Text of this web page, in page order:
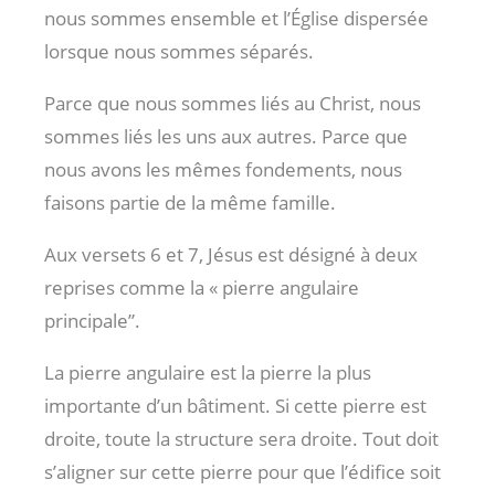
nous sommes ensemble et l’Église dispersée
lorsque nous sommes séparés.
Parce que nous sommes liés au Christ, nous
sommes liés les uns aux autres. Parce que
nous avons les mêmes fondements, nous
faisons partie de la même famille.
Aux versets 6 et 7, Jésus est désigné à deux
reprises comme la « pierre angulaire
principale”.
La pierre angulaire est la pierre la plus
importante d’un bâtiment. Si cette pierre est
droite, toute la structure sera droite. Tout doit
s’aligner sur cette pierre pour que l’édifice soit